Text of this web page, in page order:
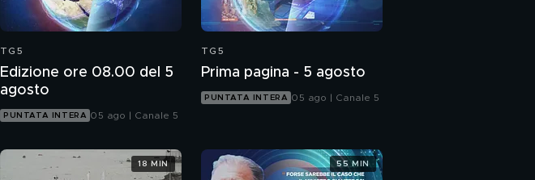
TG5
Edizione ore 08.00 del 5
agosto
PUNTATA INTERA 05 ago | Canale 5
TG5
Prima pagina - 5 agosto
PUNTATA INTERA 05 ago | Canale 5
18 MIN 55 MIN